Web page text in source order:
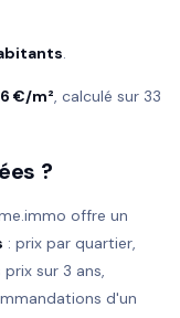
.
€/m², calculé sur 33
?
offre un
: prix par quartier,
sur 3 ans,
d'un